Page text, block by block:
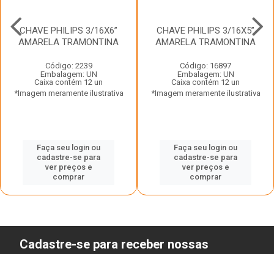
CHAVE PHILIPS 3/16X6”
AMARELA TRAMONTINA
Código: 2239
Embalagem: UN
Caixa contém 12 un
*Imagem meramente ilustrativa
Faça seu login ou
cadastre-se para
ver preços e
comprar
CHAVE PHILIPS 3/16X5”
AMARELA TRAMONTINA
Código: 16897
Embalagem: UN
Caixa contém 12 un
*Imagem meramente ilustrativa
Faça seu login ou
cadastre-se para
ver preços e
comprar
Cadastre-se para receber nossas